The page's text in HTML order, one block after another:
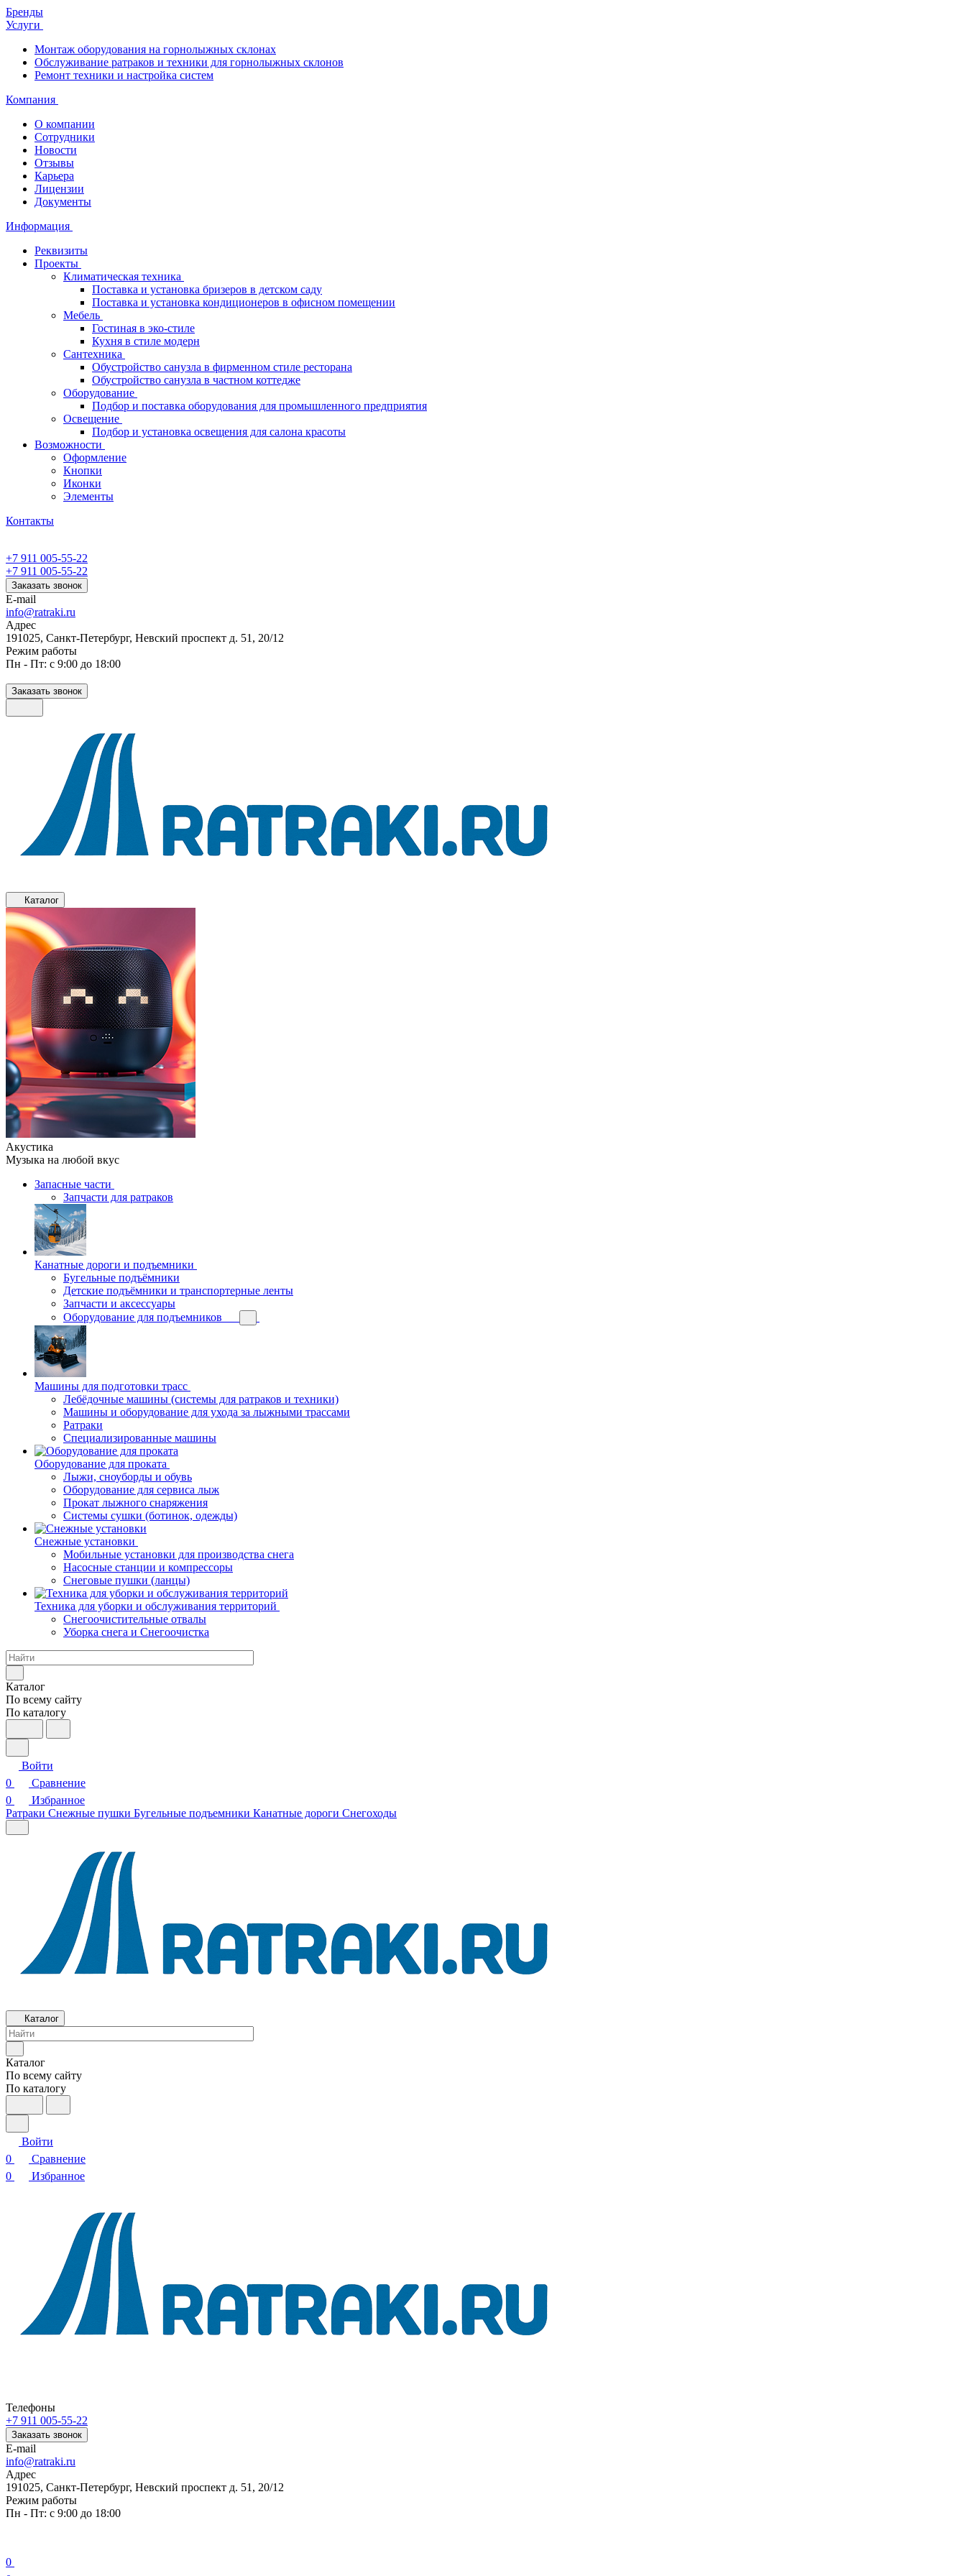
Бренды
Услуги
Монтаж оборудования на горнолыжных склонах
Обслуживание ратраков и техники для горнолыжных склонов
Ремонт техники и настройка систем
Компания
О компании
Сотрудники
Новости
Отзывы
Карьера
Лицензии
Документы
Информация
Реквизиты
Проекты
Климатическая техника
Поставка и установка бризеров в детском саду
Поставка и установка кондиционеров в офисном помещении
Мебель
Гостиная в эко-стиле
Кухня в стиле модерн
Сантехника
Обустройство санузла в фирменном стиле ресторана
Обустройство санузла в частном коттедже
Оборудование
Подбор и поставка оборудования для промышленного предприятия
Освещение
Подбор и установка освещения для салона красоты
Возможности
Оформление
Кнопки
Иконки
Элементы
Контакты
+7 911 005-55-22
+7 911 005-55-22
Заказать звонок
E-mail
info@ratraki.ru
Адрес
191025, Санкт-Петербург, Невский проспект д. 51, 20/12
Режим работы
Пн - Пт: с 9:00 до 18:00
Заказать звонок
Каталог
Акустика
Музыка на любой вкус
Запасные части
Запчасти для ратраков
Канатные дороги и подъемники
Бугельные подъёмники
Детские подъёмники и транспортерные ленты
Запчасти и аксессуары
Оборудование для подъемников
Машины для подготовки трасс
Лебёдочные машины (системы для ратраков и техники)
Машины и оборудование для ухода за лыжными трассами
Ратраки
Специализированные машины
Оборудование для проката
Лыжи, сноуборды и обувь
Оборудование для сервисa лыж
Прокат лыжного снаряжения
Системы сушки (ботинок, одежды)
Снежные установки
Мобильные установки для производства снега
Насосные станции и компрессоры
Снеговые пушки (ланцы)
Техника для уборки и обслуживания территорий
Снегоочистительные отвалы
Уборка снега и Снегоочистка
Каталог
По всему сайту
По каталогу
Войти
0
Сравнение
0
Избранное
Ратраки Снежные пушки Бугельные подъемники Канатные дороги Снегоходы
Каталог
Каталог
По всему сайту
По каталогу
Войти
0
Сравнение
0
Избранное
Телефоны
+7 911 005-55-22
Заказать звонок
E-mail
info@ratraki.ru
Адрес
191025, Санкт-Петербург, Невский проспект д. 51, 20/12
Режим работы
Пн - Пт: с 9:00 до 18:00
0